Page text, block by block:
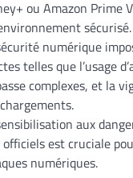
ou Amazon Prime
sécurisé.
numérique
telles que l’usage
complexes, et la
aux
officiels est cruciale
numériques.